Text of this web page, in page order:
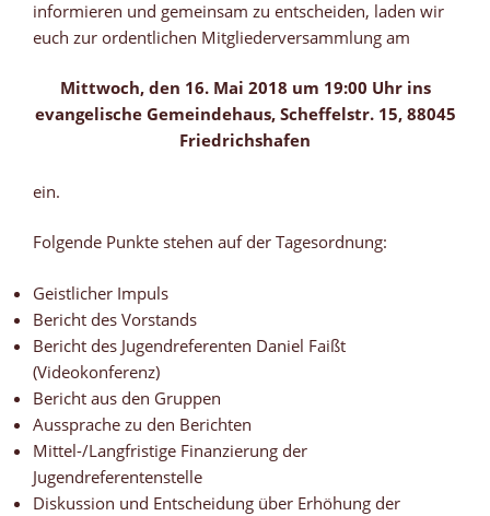
informieren und gemeinsam zu entscheiden, laden wir
euch zur ordentlichen Mitgliederversammlung am
Mittwoch, den 16. Mai 2018 um 19:00 Uhr ins
evangelische Gemeindehaus, Scheffelstr. 15, 88045
Friedrichshafen
ein.
Folgende Punkte stehen auf der Tagesordnung:
Geistlicher Impuls
Bericht des Vorstands
Bericht des Jugendreferenten Daniel Faißt
(Videokonferenz)
Bericht aus den Gruppen
Aussprache zu den Berichten
Mittel-/Langfristige Finanzierung der
Jugendreferentenstelle
Diskussion und Entscheidung über Erhöhung der